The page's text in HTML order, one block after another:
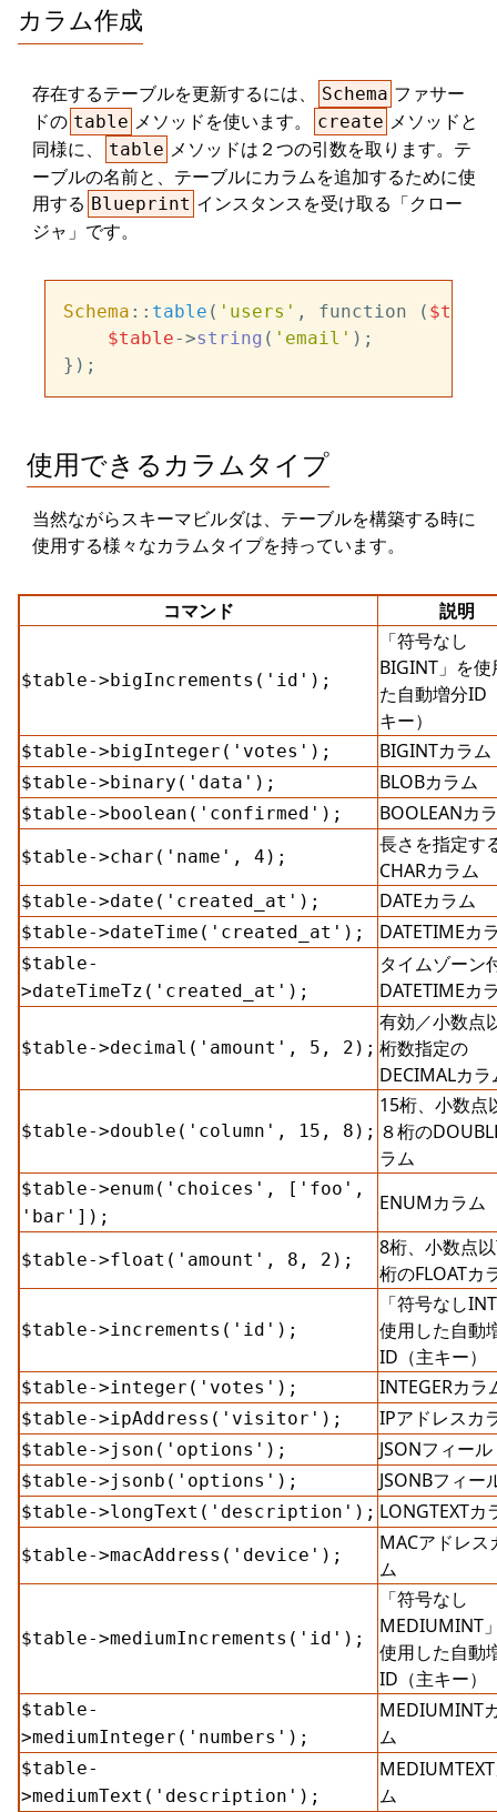
カラム作成
存在するテーブルを更新するには、 Schema ファサー
ドの table メソッドを使います。 create メソッドと
同様に、
table メソッドは２つの引数を取ります。テ
ーブルの名前と、テーブルにカラムを追加するために使
用する Blueprint インスタンスを受け取る「クロー
ジャ」です。
Schema :: table ( 'users' , function ( $table
$table->string ( 'email' );
使用できるカラムタイプ
当然ながらスキーマビルダは、テーブルを構築する時に
使用する様々なカラムタイプを持っています。
コマンド 説明
$table->bigIncrements('id');
「符号なし
BIGINT」を使
た自動増分ID
キー）
$table->bigInteger('votes'); BIGINTカラム
$table->binary('data'); BLOBカラム
$table->boolean('confirmed'); BOOLEANカ
$table->char('name', 4);
長さを指定す
CHARカラム
$table->date('created_at'); DATEカラム
$table->dateTime('created_at'); DATETIMEカ
$table-
>dateTimeTz('created_at');
タイムゾーン
DATETIMEカ
$table->decimal('amount', 5, 2);
有効／小数点
桁数指定の
DECIMALカラ
$table->double('column', 15, 8);
15桁、小数点
８桁の
ラム
$table->enum('choices', ['foo',
'bar']);
ENUMカラム
$table->float('amount', 8, 2);
8桁、小数点
桁のFLOATカ
$table->increments('id');
「符号なし
使用した自動
ID（主キー）
$table->integer('votes'); INTEGERカラ
$table->ipAddress('visitor'); IPアドレスカ
$table->json('options'); JSONフィー
$table->jsonb('options'); JSONBフィー
$table->longText('description'); LONGTEXTカ
$table->macAddress('device');
MACアドレス
ム
$table->mediumIncrements('id');
「符号なし
MEDIUMINT
使用した自動
ID（主キー）
$table-
>mediumInteger('numbers');
MEDIUMINT
ム
$table-
>mediumText('description');
ム